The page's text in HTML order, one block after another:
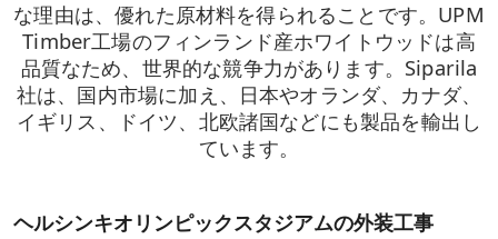
な理由は、優れた原材料を得られることです。UPM
Timber工場のフィンランド産ホワイトウッドは高
品質なため、世界的な競争力があります。Siparila
社は、国内市場に加え、日本やオランダ、カナダ、
イギリス、ドイツ、北欧諸国などにも製品を輸出し
ています。
ヘルシンキオリンピックスタジアムの外装工事